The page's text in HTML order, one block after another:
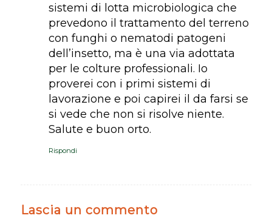
sistemi di lotta microbiologica che
prevedono il trattamento del terreno
con funghi o nematodi patogeni
dell’insetto, ma è una via adottata
per le colture professionali. Io
proverei con i primi sistemi di
lavorazione e poi capirei il da farsi se
si vede che non si risolve niente.
Salute e buon orto.
Rispondi
Lascia un commento